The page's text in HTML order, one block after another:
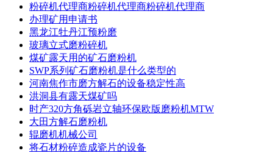
粉碎机代理商粉碎机代理商粉碎机代理商
办理矿用申请书
黑龙江牡丹江预粉磨
玻璃立式磨粉碎机
煤矿露天用的矿石磨粉机
SWP系列矿石磨粉机是什么类型的
河南焦作市磨方解石的设备稳定性高
洪洞县有露天煤矿吗
时产320方角砾岩立轴环保欧版磨粉机MTW
大田方解石磨粉机
辊磨机机械公司
将石材粉碎造成瓷片的设备